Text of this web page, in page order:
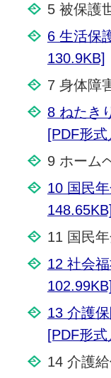
5 被保護
6 生活保
130.9KB]
7 身体障
8 ねたき
[PDF形
9 ホーム
10 国民
148.65KB]
11 国民
12 社会
102.99KB]
13 介護
[PDF形
14 介護